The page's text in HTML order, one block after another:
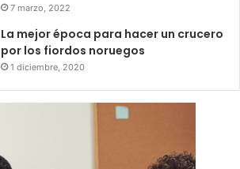
7 marzo, 2022
La mejor época para hacer un crucero
por los fiordos noruegos
1 diciembre, 2020